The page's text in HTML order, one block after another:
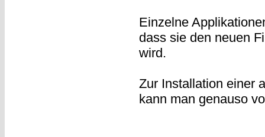
Einzelne
dass sie den neuen
wird.
Zur Installation einer
kann man genauso